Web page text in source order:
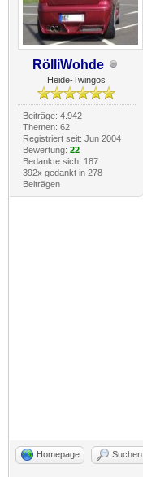
RölliWohde
Heide-Twingos
Beiträge: 4.942
Themen: 62
Registriert seit: Jun 2004
Bewertung: 22
Bedankte sich: 187
392x gedankt in 278
Beiträgen
Homepage Suchen